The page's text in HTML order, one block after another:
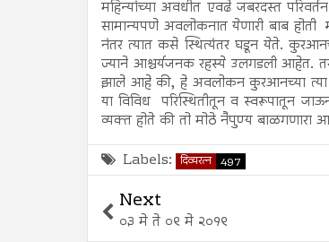
महिन्यांच्या अवधीत एवढे जबरदस्त
सामान्यपणे अवलोकनात येणारी बाब होती
नंतर त्यात कसे स्थित्यंतर घडून येते.
ज्याने आश्चर्यजनक रहस्ये उलगडली आहेत.
झाले आहे की, हे अवलोकन कुरआनच्या त्या
या विविध परिस्थितीतून व स्वरूपातून जाऊन
व्यक्त होते की तो मोठे नैपुण्य बाळगणारा
Labels: दिव्यरत्न 497
Next
०३ मे ते ०९ मे २०१९